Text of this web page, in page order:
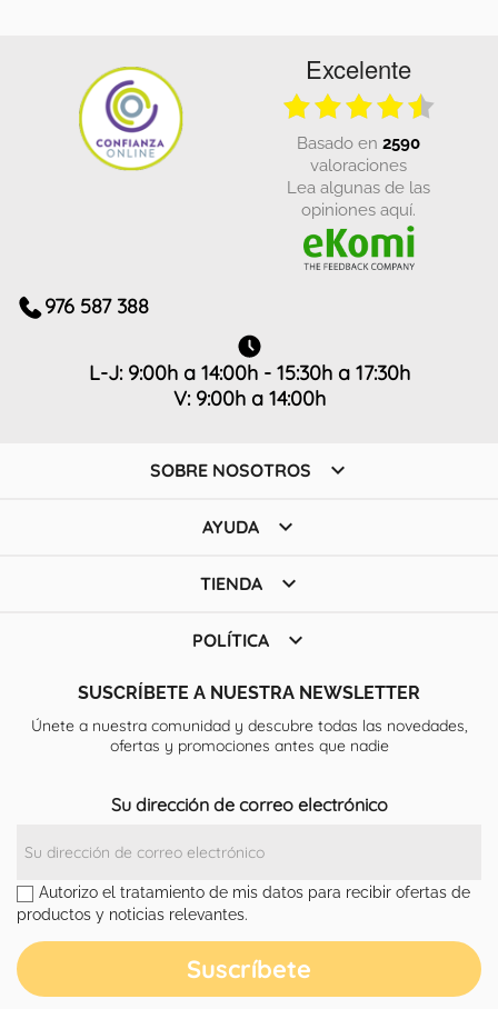
Excelente
basado en 2590
valoraciones
Lea algunas de las
opiniones aquí.
976 587 388
L-J: 9:00h a 14:00h - 15:30h a 17:30h
V: 9:00h a 14:00h
SOBRE NOSOTROS 
AYUDA 
TIENDA 
POLÍTICA 
SUSCRÍBETE A NUESTRA NEWSLETTER
Únete a nuestra comunidad y descubre todas las novedades,
ofertas y promociones antes que nadie
Su dirección de correo electrónico
Autorizo el tratamiento de mis datos para recibir ofertas de
productos y noticias relevantes.